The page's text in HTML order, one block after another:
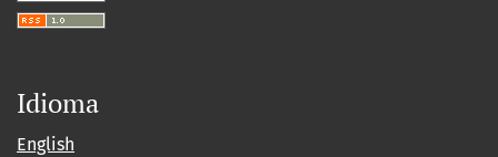
Idioma
English